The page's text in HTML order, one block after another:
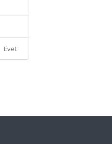
Evet